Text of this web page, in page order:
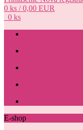
0 ks / 0,00 EUR
0 ks
E-shop